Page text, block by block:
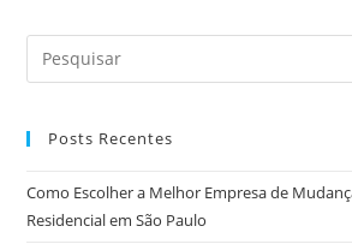
Posts Recentes
Como Escolher a Melhor Empresa de
Residencial em São Paulo